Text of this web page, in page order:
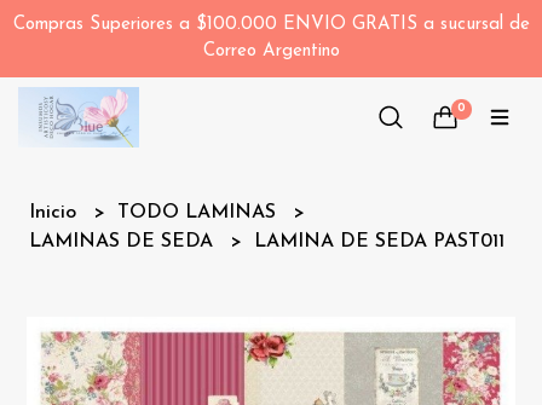
Compras Superiores a $100.000 ENVIO GRATIS a sucursal de
Correo Argentino
0
Inicio
TODO LAMINAS
LAMINAS DE SEDA
LAMINA DE SEDA PAST011